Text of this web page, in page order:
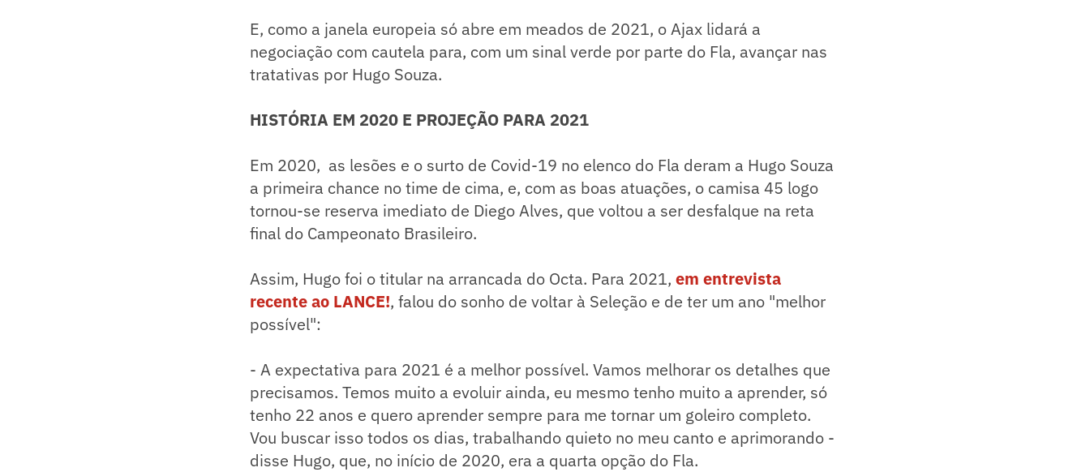
E, como a janela europeia só abre em meados de 2021, o Ajax lidará a
negociação com cautela para, com um sinal verde por parte do Fla, avançar nas
tratativas por Hugo Souza.
HISTÓRIA EM 2020 E PROJEÇÃO PARA 2021
Em 2020, as lesões e o surto de Covid-19 no elenco do Fla deram a Hugo Souza
a primeira chance no time de cima, e, com as boas atuações, o camisa 45 logo
tornou-se reserva imediato de Diego Alves, que voltou a ser desfalque na reta
final do Campeonato Brasileiro.
Assim, Hugo foi o titular na arrancada do Octa. Para 2021, em entrevista
recente ao LANCE!, falou do sonho de voltar à Seleção e de ter um ano "melhor
possível":
- A expectativa para 2021 é a melhor possível. Vamos melhorar os detalhes que
precisamos. Temos muito a evoluir ainda, eu mesmo tenho muito a aprender, só
tenho 22 anos e quero aprender sempre para me tornar um goleiro completo.
Vou buscar isso todos os dias, trabalhando quieto no meu canto e aprimorando -
disse Hugo, que, no início de 2020, era a quarta opção do Fla.